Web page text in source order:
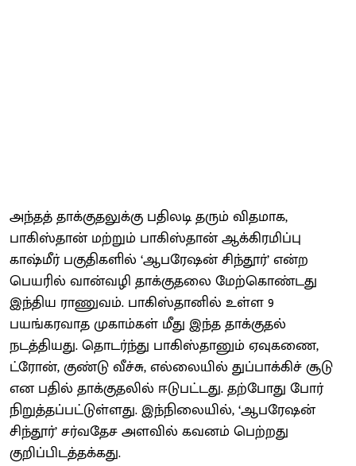
அந்தத் தாக்குதலுக்கு பதிலடி தரும் விதமாக,
பாகிஸ்தான் மற்றும் பாகிஸ்தான் ஆக்கிரமிப்பு
காஷ்மீர் பகுதிகளில் ‘ஆபரேஷன் சிந்தூர்’ என்ற
பெயரில் வான்வழி தாக்குதலை மேற்கொண்டது
இந்திய ராணுவம். பாகிஸ்தானில் உள்ள 9
பயங்கரவாத முகாம்கள் மீது இந்த தாக்குதல்
நடத்தியது. தொடர்ந்து பாகிஸ்தானும் ஏவுகணை,
ட்ரோன், குண்டு வீச்சு, எல்லையில் துப்பாக்கிச் சூடு
என பதில் தாக்குதலில் ஈடுபட்டது. தற்போது போர்
நிறுத்தப்பட்டுள்ளது. இந்நிலையில், ‘ஆபரேஷன்
சிந்தூர்’ சர்வதேச அளவில் கவனம் பெற்றது
குறிப்பிடத்தக்கது.